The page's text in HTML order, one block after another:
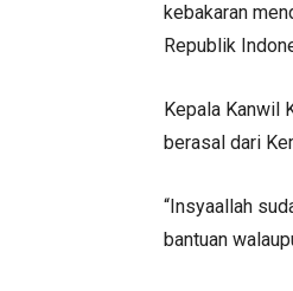
kebakaran
Republik
Kepala Kanwil
berasal dari
“Insyaallah
bantuan